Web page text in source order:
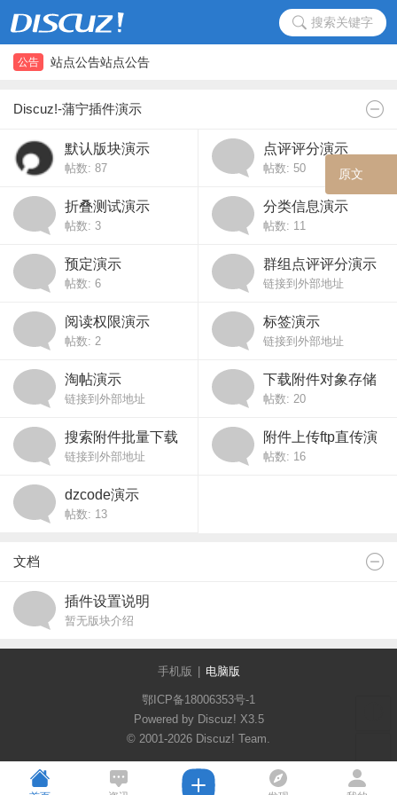
搜索关键字
公告
站点公告站点公告
站点公告站点公告
Discuz!-蒲宁插件演示
默认版块演示
帖数: 87
点评评分演示
帖数: 50
折叠测试演示
帖数: 3
分类信息演示
帖数: 11
预定演示
帖数: 6
群组点评评分演示
链接到外部地址
阅读权限演示
帖数: 2
标签演示
链接到外部地址
淘帖演示
链接到外部地址
下载附件对象存储
演示
帖数: 20
搜索附件批量下载
演示
链接到外部地址
附件上传ftp直传演
示
帖数: 16
dzcode演示
帖数: 13
文档
插件设置说明
暂无版块介绍
手机版 电脑版
鄂ICP备18006353号-1
Powered by Discuz! X3.5
© 2001-2026 Discuz! Team.
原